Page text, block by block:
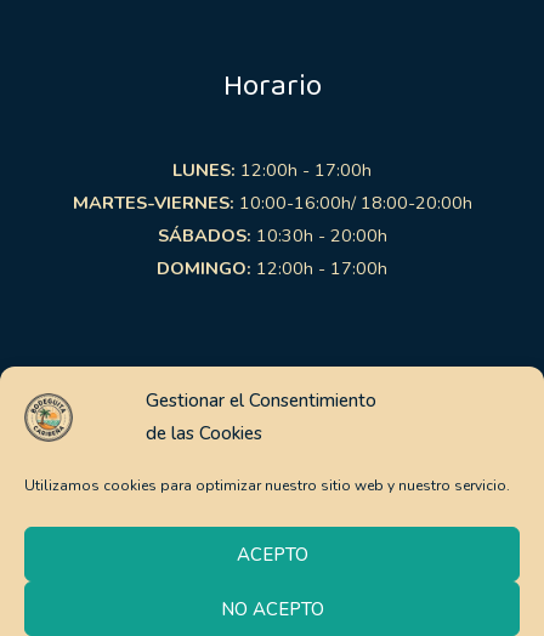
Gestionar el Consentimiento
de las Cookies
Utilizamos cookies para optimizar nuestro sitio web y nuestro servicio.
ACEPTO
NO ACEPTO
Horario
LUNES: 12:00h - 17:00h
MARTES-VIERNES: 10:00-16:00h/ 18:00-20:00h
SÁBADOS: 10:30h - 20:00h
DOMINGO: 12:00h - 17:00h
Links de interés
Aviso Legal
Política de Privacidad
Pago Seguro